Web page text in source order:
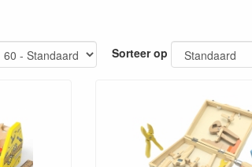
Sorteer op